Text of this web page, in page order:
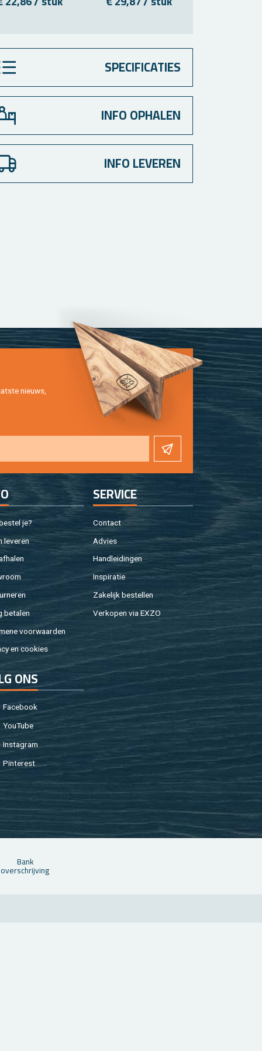
SPECIFICATIES
INFO OPHALEN
INFO LEVEREN
nieuws,
je?
le­ve­ren
be­ta­len
voor­waar­den
en coo­kies
SER­VI­CE
Con­tact
Ad­vies
Hand­lei­din­gen
In­spi­ra­tie
Za­ke­lijk be­stel­len
Ver­ko­pen via EXZO
ONS
Fa­cebook
You­Tu­be
In­st­agram
Pin­te­rest
Bank
over­schrij­ving